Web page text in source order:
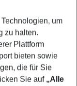
um
zu halten.
Plattform
bieten sowie
die für Sie
Sie auf „Alle